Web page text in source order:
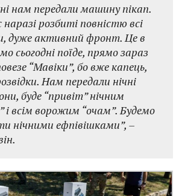
нам передали машину пікап.
наразі розбиті повністю всі
дуже активний фронт. Це в
сьогодні поїде, прямо зараз
“Мавіки”, бо вже капець,
Нам передали нічні
буде “привіт” нічним
і всім ворожим “очам”. Будемо
нічними ефпівішками”, –